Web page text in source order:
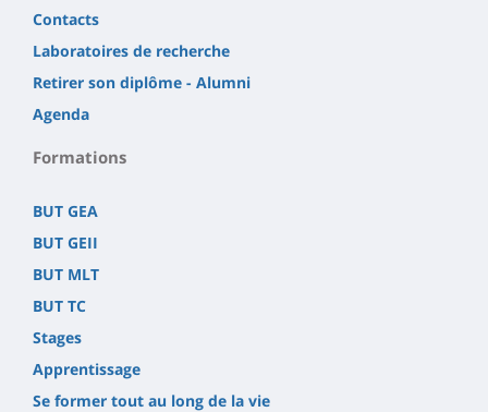
Contacts
Laboratoires de recherche
Retirer son diplôme - Alumni
Agenda
Formations
BUT GEA
BUT GEII
BUT MLT
BUT TC
Stages
Apprentissage
Se former tout au long de la vie